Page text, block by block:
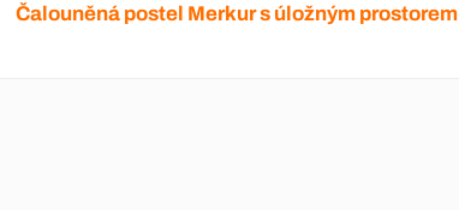
Čalouněná postel Merkur s úložným prostorem